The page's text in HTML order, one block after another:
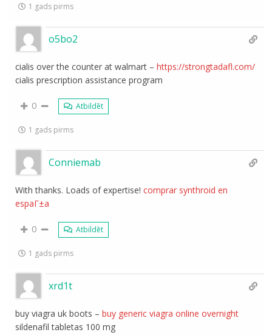
1 gads pirms
o5bo2
cialis over the counter at walmart –https://strongtadafl.com/
cialis prescription assistance program
0 Atbildēt
1 gads pirms
Conniemab
With thanks. Loads of expertise!comprar synthroid en
espaГ±a
0 Atbildēt
1 gads pirms
xrd1t
buy viagra uk boots –buy generic viagra online overnight
sildenafil tabletas 100 mg